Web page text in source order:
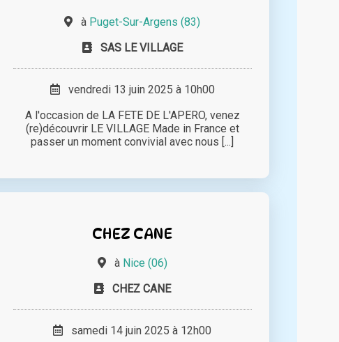
à Puget-Sur-Argens (83)
SAS LE VILLAGE
vendredi 13 juin 2025 à 10h00
A l'occasion de LA FETE DE L'APERO, venez
(re)découvrir LE VILLAGE Made in France et
passer un moment convivial avec nous [...]
CHEZ CANE
à Nice (06)
CHEZ CANE
samedi 14 juin 2025 à 12h00